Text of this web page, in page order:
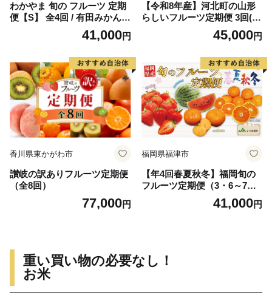
わかやま 旬の フルーツ 定期
便【S】 全4回 / 有田みかん
まりひめ いちご 桃 柿 ※北海
道・沖縄・離島への配送不可|
41,000円
【令和8年産】河北町の山形
らしいフルーツ定期便 3回(シ
ャインマスカット・ラフラン
ス・サンフジ)【山形eLab】
45,000円
香川県東かがわ市
讃岐の訳ありフルーツ定期便
（全8回）
77,000円
福岡県福津市
【年4回春夏秋冬】福岡旬の
フルーツ定期便（3・6～7・1
0～11・11～12月）【随時開
41,000円
重い買い物の必要なし！
お米